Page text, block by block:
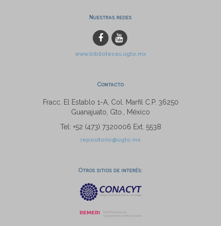
Nuestras redes
www.bibliotecas.ugto.mx
Contacto
Fracc. El Establo 1-A, Col. Marfil C.P. 36250
Guanajuato, Gto., México
Tel: +52 (473) 7320006 Ext. 5538
repositorio@ugto.mx
Otros sitios de interés: